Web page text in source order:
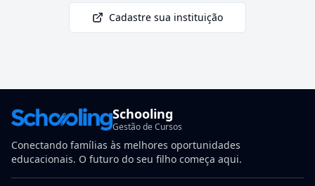
Cadastre sua instituição
Schooling
Gestão de Cursos
Conectando famílias às melhores oportunidades
educacionais. O futuro do seu filho começa aqui.